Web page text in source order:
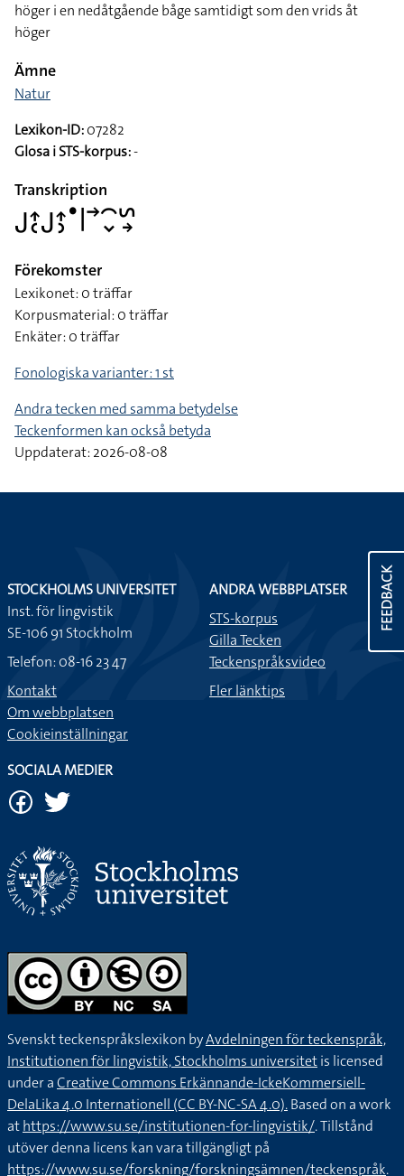
höger i en nedåtgående båge samtidigt som den vrids åt
höger
Ämne
Natur
Lexikon-ID:07282
Glosa i STS-korpus:-
Transkription
􌤢􌤴􌥗􌤢􌤴􌤶􌤟􌥼􌥣􌥯􌦀􌥲􌥽
Förekomster
Lexikonet: 0 träffar
Korpusmaterial: 0 träffar
Enkäter: 0 träffar
Fonologiska varianter: 1 st
Andra tecken med samma betydelse
Teckenformen kan också betyda
Uppdaterat: 2026-08-08
FEEDBACK
STOCKHOLMS UNIVERSITET
Inst. för lingvistik
SE-106 91 Stockholm
Telefon: 08-16 23 47
Kontakt
Om webbplatsen
Cookieinställningar
ANDRA WEBBPLATSER
STS-korpus
Gilla Tecken
Teckenspråksvideo
Fler länktips
SOCIALA MEDIER
Svenskt teckenspråkslexikon byAvdelningen för teckenspråk,
Institutionen för lingvistik, Stockholms universitetis licensed
under aCreative Commons Erkännande-IckeKommersiell-
DelaLika 4.0 Internationell (CC BY-NC-SA 4.0).Based on a work
athttps://www.su.se/institutionen-for-lingvistik/. Tillstånd
utöver denna licens kan vara tillgängligt på
https://www.su.se/forskning/forskningsämnen/teckenspråk.